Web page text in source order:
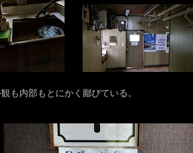
も内部もとにかく鄙びている。